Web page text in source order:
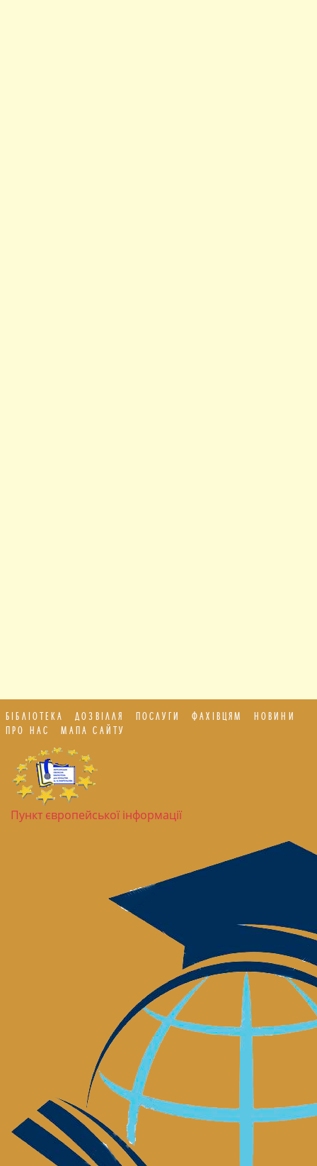
БІБЛІОТЕКА ДОЗВІЛЛЯ ПОСЛУГИ ФАХІВЦЯМ
НОВИНИ
ПРО НАС
МАПА САЙТУ
Пункт європейської інформації